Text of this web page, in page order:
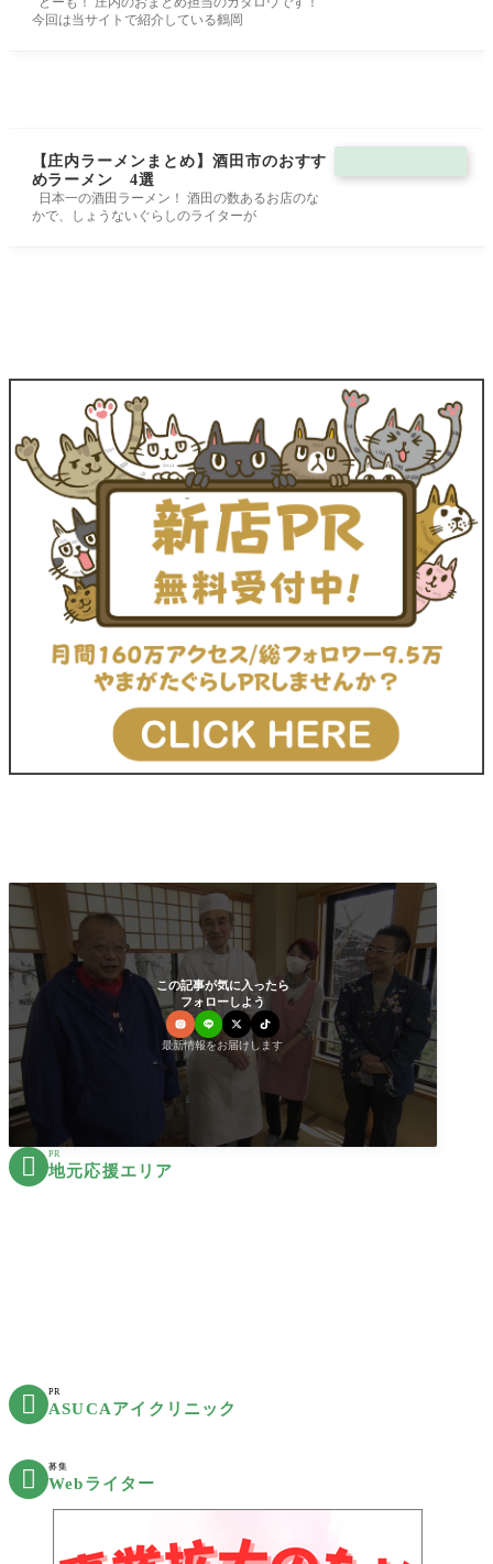
今回は当サイトで紹介している鶴岡
【庄内ラーメンまとめ】酒田市のおすす
めラーメン 4選
日本一の酒田ラーメン！ 酒田の数あるお店のな
かで、しょうないぐらしのライターが
この記事が気に入ったら
フォローしよう
最新情報をお届けします
 PR
地元応援エリア
 PR
ASUCAアイクリニック
 募集
Webライター